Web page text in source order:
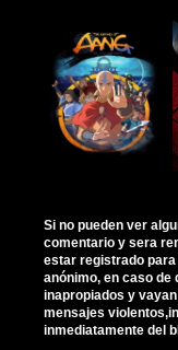
Si no pueden ver
comentario y sera
estar registrado
anónimo, en caso de
inapropiados y
mensajes
inmediatamente del